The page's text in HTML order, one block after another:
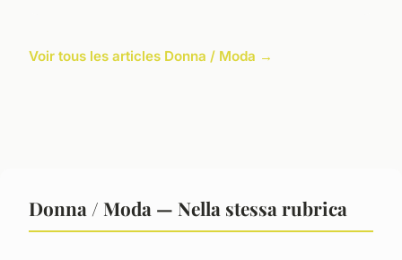
Voir tous les articles Donna / Moda →
Donna / Moda — Nella stessa rubrica